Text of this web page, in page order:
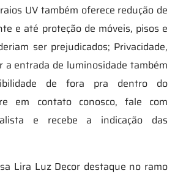
UV também oferece redução de
e até proteção de móveis, pisos e
ser prejudicados; Privacidade,
a entrada de luminosidade também
de fora pra dentro do
em contato conosco, fale com
e recebe a indicação das
Lira Luz Decor destaque no ramo